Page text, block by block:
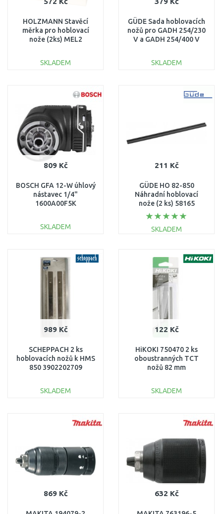
HOLZMANN Stavěcí
měrka pro hoblovací
nože (2ks) MEL2
SKLADEM
GÜDE Sada hoblovacích
nožů pro GADH 254/230
V a GADH 254/400 V
SKLADEM
809 Kč
BOSCH GFA 12-W úhlový
nástavec 1/4"
1600A00F5K
SKLADEM
Porovnat
211 Kč
GÜDE HO 82-850
Náhradní hoblovací
nože (2 ks) 58165
SKLADEM
Porovnat
989 Kč
SCHEPPACH 2 ks
hoblovacích nožů k HMS
850 3902202709
SKLADEM
122 Kč
HiKOKI 750470 2 ks
oboustranných TCT
nožů 82 mm
SKLADEM
869 Kč 632 Kč